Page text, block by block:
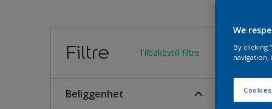
Filtre Tilbakestill filtre
Beliggenhet
We
By clicking
navigation,